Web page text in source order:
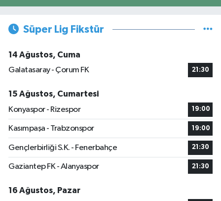
Süper Lig Fikstür
14 Ağustos, Cuma
Galatasaray - Çorum FK
21:30
15 Ağustos, Cumartesi
Konyaspor - Rizespor
19:00
Kasımpaşa - Trabzonspor 19:00
Gençlerbirliği S.K. - Fenerbahçe 21:30
Gaziantep FK - Alanyaspor 21:30
16 Ağustos, Pazar